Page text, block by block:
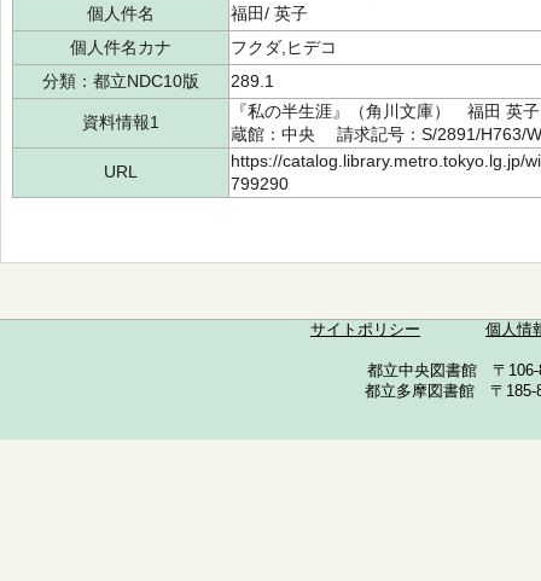
個人件名
福田/ 英子
個人件名カナ
フクダ,ヒデコ
分類：都立NDC10版
289.1
資料情報1
『私の半生涯』（角川文庫） 福田
蔵館：中央 請求記号：S/2891/H763/
URL
https://catalog.library.metro.tokyo.lg.jp/
799290
サイトポリシー 個人情
都立中央図書館 〒
都立多摩図書館 〒185-